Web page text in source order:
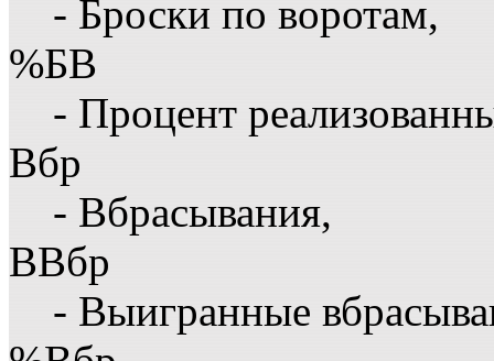
- Броски по воротам,
%БВ
- Процент
Вбр
- Вбрасывания,
ВВбр
- Выигранные